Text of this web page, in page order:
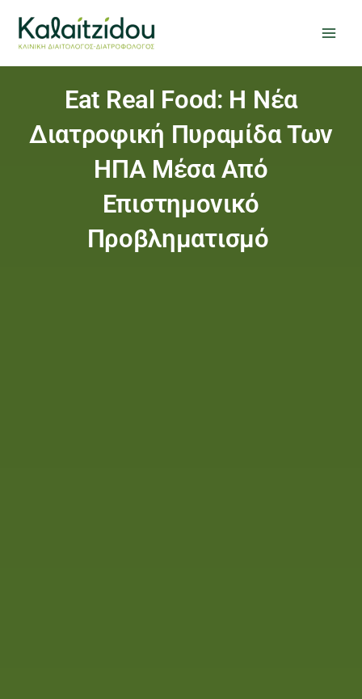
περιεχόμενο
Eat Real Food: Η Νέα
Διατροφική Πυραμίδα Των
ΗΠΑ Μέσα Από
Επιστημονικό
Προβληματισμό